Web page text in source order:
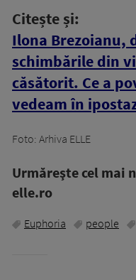
Citește și:
Ilona Brezoianu,
schimbările din
căsătorit. Ce a
vedeam în
Foto: Arhiva ELLE
Urmăreşte cel mai
elle.ro
Euphoria people